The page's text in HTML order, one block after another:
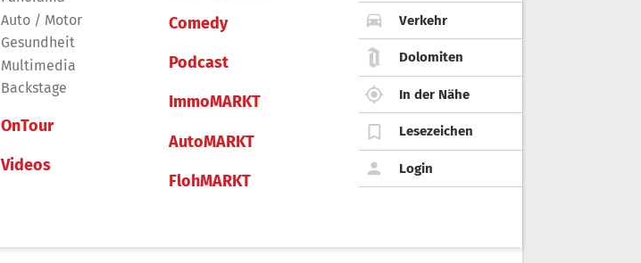
Auto / Motor
Gesundheit
Multimedia
Backstage
OnTour
Videos
Comedy
Podcast
ImmoMARKT
AutoMARKT
FlohMARKT
Verkehr
Dolomiten
In der Nähe
Lesezeichen
Login